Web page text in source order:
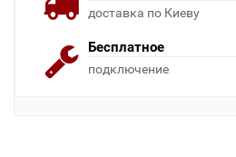
доставка по Киеву
Бесплатное
подключение